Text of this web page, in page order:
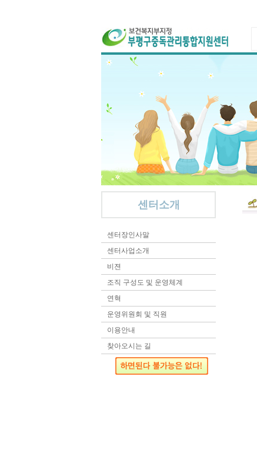
센터소개
센터장인사말
센터사업소개
비젼
조직 구성도 및 운영체계
연혁
운영위원회 및 직원
이용안내
찾아오시는 길